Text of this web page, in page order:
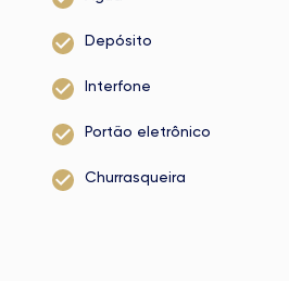
Depósito
Interfone
Portão eletrônico
Churrasqueira